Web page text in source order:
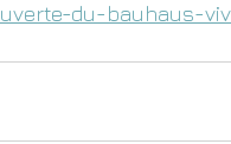
du-bauhaus-